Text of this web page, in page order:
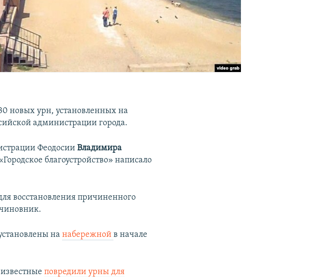
новых урн, установленных на
администрации города.
ФеодосииВладимира
благоустройство» написало
восстановления причиненного
нанабережнойв начале
повредили урны для